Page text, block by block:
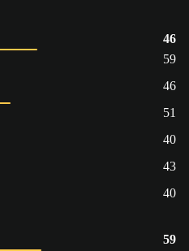
46
59
46
51
40
43
40
59